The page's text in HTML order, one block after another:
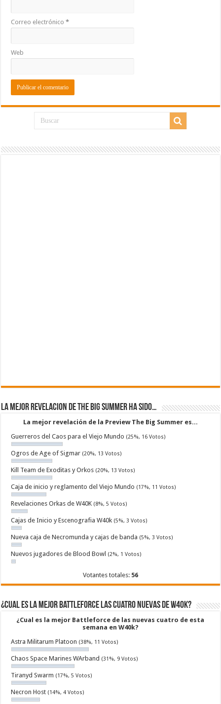
Correo electrónico*
Web
La mejor revelacion de The Big Summer ha sido…
La mejor revelación de la Preview The Big Summer es...
Guerreros del Caos para el Viejo Mundo (25%, 16 Votos)
Ogros de Age of Sigmar (20%, 13 Votos)
Kill Team de Exoditas y Orkos (20%, 13 Votos)
Caja de inicio y reglamento del Viejo Mundo (17%, 11 Votos)
Revelaciones Orkas de W40K (8%, 5 Votos)
Cajas de Inicio y Escenografia W40k (5%, 3 Votos)
Nueva caja de Necromunda y cajas de banda (5%, 3 Votos)
Nuevos jugadores de Blood Bowl (2%, 1 Votos)
Votantes totales: 56
¿Cual es la mejor Battleforce las cuatro nuevas de W40k?
¿Cual es la mejor Battleforce de las nuevas cuatro de esta
semana en W40k?
Astra Militarum Platoon (38%, 11 Votos)
Chaos Space Marines WArband (31%, 9 Votos)
Tiranyd Swarm (17%, 5 Votos)
Necron Host (14%, 4 Votos)